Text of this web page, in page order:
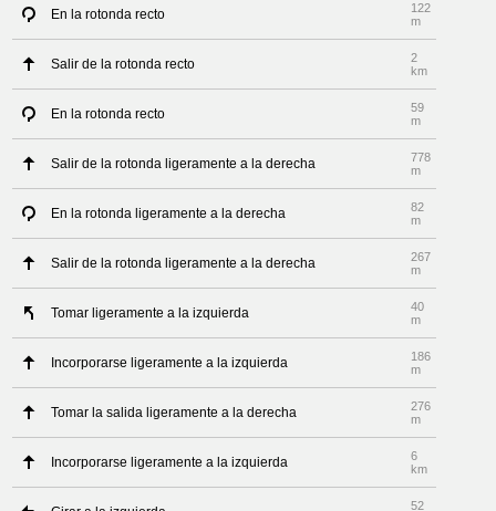
En la rotonda recto
122
m
Salir de la rotonda recto
2
km
En la rotonda recto
59
m
Salir de la rotonda ligeramente a la derecha
778
m
En la rotonda ligeramente a la derecha
82
m
Salir de la rotonda ligeramente a la derecha
267
m
Tomar ligeramente a la izquierda
40
m
Incorporarse ligeramente a la izquierda
186
m
Tomar la salida ligeramente a la derecha
276
m
Incorporarse ligeramente a la izquierda
6
km
52